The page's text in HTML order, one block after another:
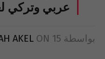
عربي وتركي
بواسطة AKEL ON 15 أكتوبر 2011